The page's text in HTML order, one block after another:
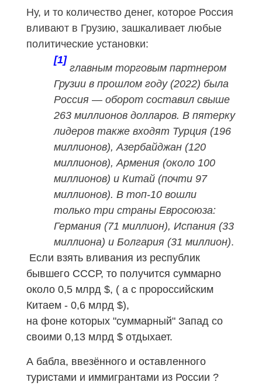
Ну, и то количество денег, которое Россия
вливают в Грузию, зашкаливает любые
политические установки:
[1]
главным торговым партнером
Грузии в прошлом году (2022) была
Россия — оборот составил свыше
263 миллионов долларов. В пятерку
лидеров также входят Турция (196
миллионов), Азербайджан (120
миллионов), Армения (около 100
миллионов) и Китай (почти 97
миллионов). В топ-10 вошли
только три страны Евросоюза:
Германия (71 миллион), Испания (33
миллиона) и Болгария (31 миллион).
Если взять вливания из республик
бывшего СССР, то получится суммарно
около 0,5 млрд $, ( а с пророссийским
Китаем - 0,6 млрд $),
на фоне которых "суммарный" Запад со
своими 0,13 млрд $ отдыхает.
А бабла, ввезённого и оставленного
туристами и иммигрантами из России ?